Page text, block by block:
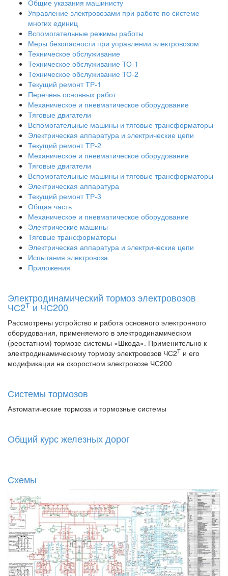
Общие указания машинисту
Управление электровозами при работе по системе
многих единиц
Вспомогательные режимы работы
Меры безопасности при управлении электровозом
Техническое обслуживание
Техническое обслуживание ТО-1
Техническое обслуживание ТО-2
Текущий ремонт ТР-1
Перечень основных работ
Механическое и пневматическое оборудование
Тяговые двигатели
Вспомогательные машины и тяговые трансформаторы
Электрическая аппаратура и электрические цепи
Текущий ремонт ТР-2
Механическое и пневматическое оборудование
Тяговые двигатели
Вспомогательные машины и тяговые трансформаторы
Электрическая аппаратура
Текущий ремонт ТР-3
Общая часть
Механическое и пневматическое оборудование
Электрические машины
Тяговые трансформаторы
Электрическая аппаратура и электрические цепи
Испытания электровоза
Приложения
Электродинамический тормоз электровозов
ЧС2Т и ЧС200
Рассмотрены устройство и работа основного электронного
оборудования, применяемого в электродинамическом
(реостатном) тормозе системы «Шкода». Применительно к
электродинамическому тормозу электровозов ЧС2Т и его
модификации на скоростном электровозе ЧС200
Системы тормозов
Автоматические тормоза и тормозные системы
Общий курс железных дорог
Схемы